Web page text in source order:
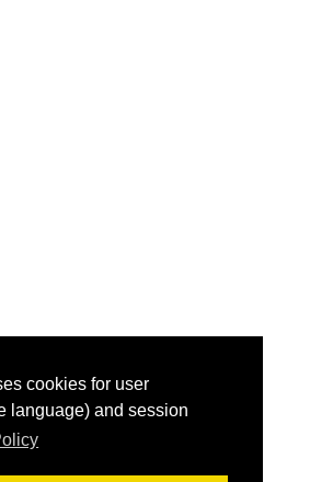
cookies for user
language) and session